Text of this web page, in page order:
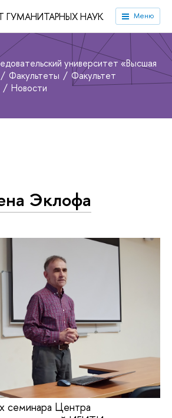
ГУМАНИТАРНЫХ НАУК Меню
университет «Высшая
Факультеты
Факультет
Новости
Эклофа
семинара Центра